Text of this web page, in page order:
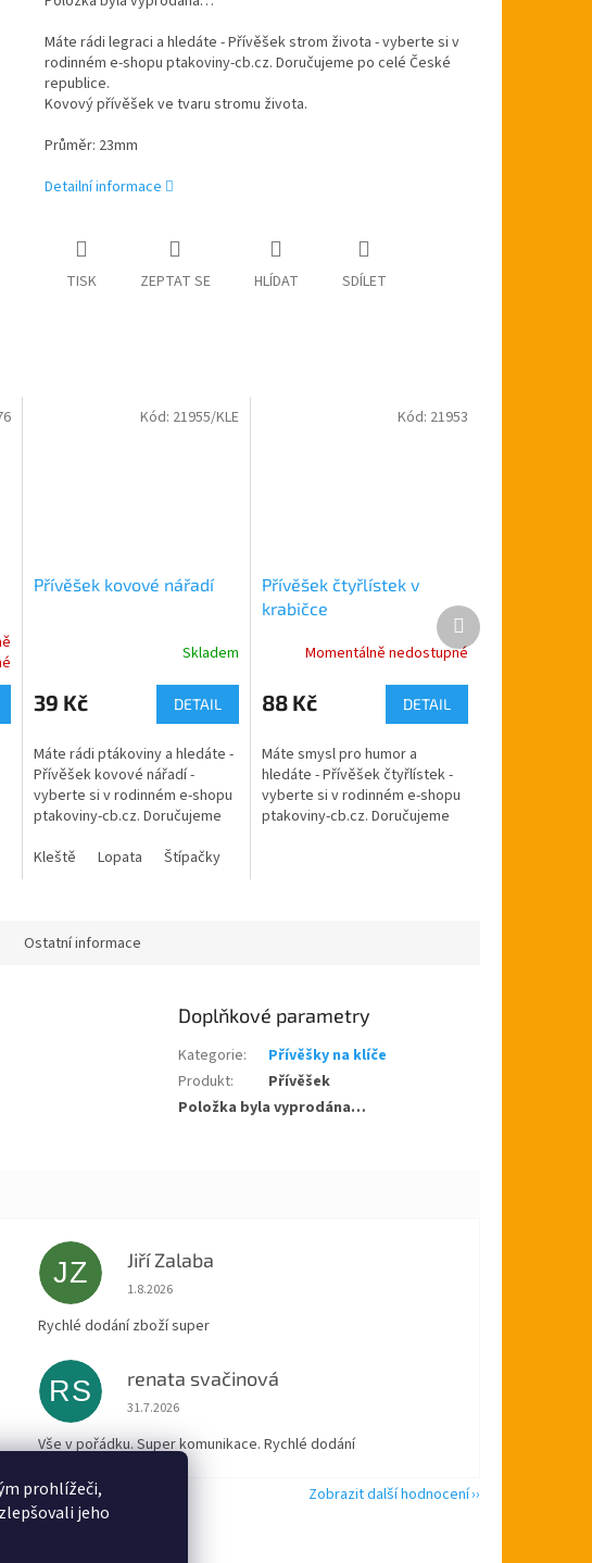
prohlížeči,
jeho
Máte rádi legraci a hledáte - Přívěšek strom života - vyberte si v
rodinném e-shopu ptakoviny-cb.cz. Doručujeme po celé České
republice.
Kovový přívěšek ve tvaru stromu života.
Průměr: 23mm
Detailní informace
TISK ZEPTAT SE HLÍDAT SDÍLET
Přívěšek kovové nářadí
Skladem
39 Kč DETAIL
Máte rádi ptákoviny a hledáte -
Přívěšek kovové nářadí -
vyberte si v rodinném e-shopu
ptakoviny-cb.cz. Doručujeme
Kovový přívěšek ve tvaru
Kleště Lopata Štípačky
Kód: 21955/KLE
Přívěšek čtyřlístek v
krabičce
Momentálně nedostupné
88 Kč DETAIL
Máte smysl pro humor a
hledáte - Přívěšek čtyřlístek -
vyberte si v rodinném e-shopu
ptakoviny-cb.cz. Doručujeme
Kód: 21953
Další
produkt
Ostatní informace
Doplňkové parametry
Kategorie:
Přívěšky na klíče
Produkt:
Přívěšek
Položka byla vyprodána…
JZ Jiří Zalaba
Hodnocení obchodu je 5 z 5 hvězdiček.
1.8.2026
Rychlé dodání zboží super
RS renata svačinová
Hodnocení obchodu je 5 z 5 hvězdiček.
31.7.2026
Vše v pořádku. Super komunikace. Rychlé dodání
Zobrazit další hodnocení